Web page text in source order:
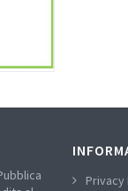
Privacy